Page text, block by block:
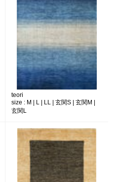
teori
size : M | L | LL | 玄関S | 玄関M |
玄関L